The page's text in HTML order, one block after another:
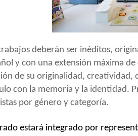
deberán ser inéditos,
y con una extensión máxima
de su originalidad, creatividad,
con la memoria y la identidad.
por género y categoría.
estará integrado por